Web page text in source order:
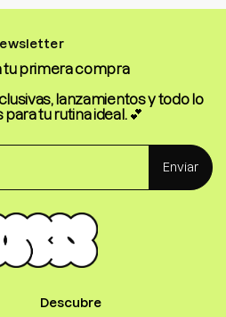
tu primera compra
lanzamientos y todo lo
tu rutina ideal.💕
Enviar
Descubre